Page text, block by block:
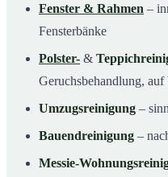
Fenster & Rahmen –
Fensterbänke
Polster- &
Geruchsbehandlung,
Umzugsreinigung –
Bauendreinigung –
Messie-